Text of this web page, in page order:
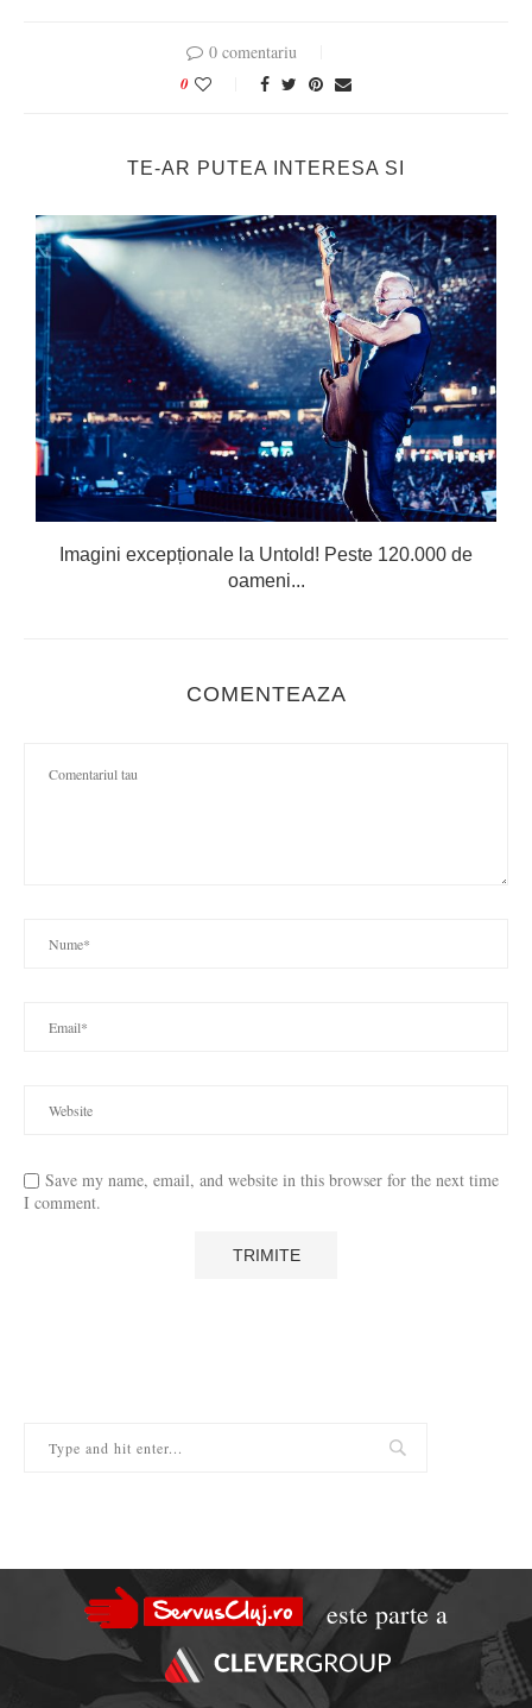
0 comentariu
0
TE-AR PUTEA INTERESA SI
Imagini excepționale la Untold! Peste 120.000 de
oameni...
COMENTEAZA
Save my name, email, and website in this browser for the next time
I comment.
este parte a